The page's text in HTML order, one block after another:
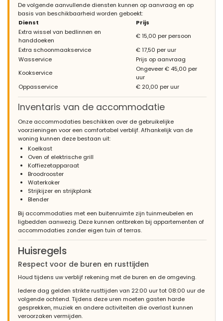
De volgende aanvullende diensten kunnen op aanvraag en op
basis van beschikbaarheid worden geboekt:
Dienst
Prijs
Extra wissel van bedlinnen en
handdoeken
€ 15,00 per persoon
Extra schoonmaakservice
€ 17,50 per uur
Wasservice
Prijs op aanvraag
Kookservice
Ongeveer € 45,00 per
uur
Oppasservice
€ 20,00 per uur
Inventaris van de accommodatie
Onze accommodaties beschikken over de gebruikelijke
voorzieningen voor een comfortabel verblijf. Afhankelijk van de
woning kunnen deze bestaan uit:
Koelkast
Oven of elektrische grill
Koffiezetapparaat
Broodrooster
Waterkoker
Strijkijzer en strijkplank
Blender
Bij accommodaties met een buitenruimte zijn tuinmeubelen en
ligbedden aanwezig. Deze kunnen ontbreken bij appartementen of
accommodaties zonder eigen tuin of terras.
Huisregels
Respect voor de buren en rusttijden
Houd tijdens uw verblijf rekening met de buren en de omgeving.
Iedere dag gelden strikte rusttijden van 22:00 uur tot 08:00 uur de
volgende ochtend. Tijdens deze uren moeten gasten harde
gesprekken, muziek en andere activiteiten die overlast kunnen
veroorzaken vermijden.